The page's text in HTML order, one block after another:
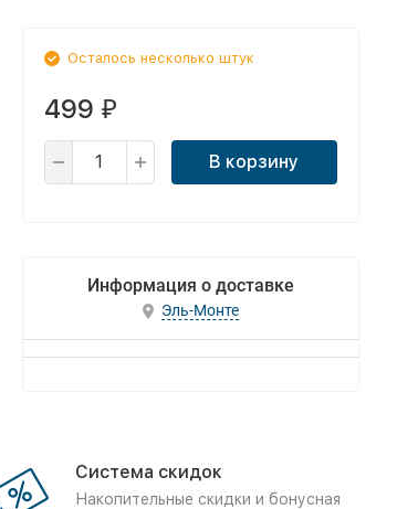
Осталось несколько штук
499 ₽
В корзину
Информация о доставке
Эль-Монте
Система скидок
Накопительные скидки и бонусная